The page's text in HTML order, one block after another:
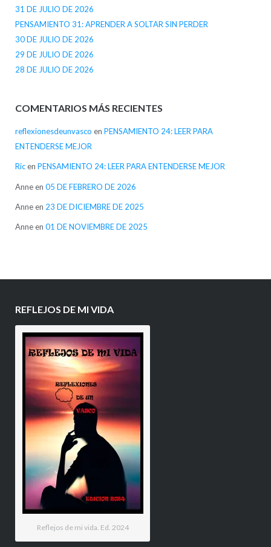
31 DE JULIO DE 2026
PENSAMIENTO 31: APRENDER A SOLTAR SIN PERDER
30 DE JULIO DE 2026
29 DE JULIO DE 2026
28 DE JULIO DE 2026
COMENTARIOS MÁS RECIENTES
reflexionesdeunvasco en PENSAMIENTO 24: LEER PARA
ENTENDERSE MEJOR
Ricen PENSAMIENTO 24: LEER PARA ENTENDERSE MEJOR
Anneen 05 DE FEBRERO DE 2026
Anneen 23 DE DICIEMBRE DE 2025
Anneen 01 DE NOVIEMBRE DE 2025
REFLEJOS DE MI VIDA
Reflejos de mi vida. Ed. 2024